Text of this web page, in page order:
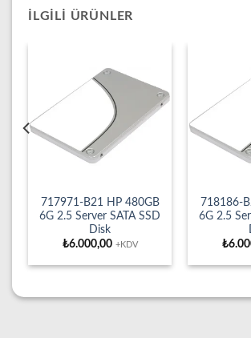
İLGILI ÜRÜNLER
717971-B21 HP 480GB
6G 2.5 Server SATA SSD
Disk
₺6.000,00 +KDV
718186-
6G 2.5
₺